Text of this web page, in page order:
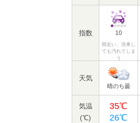
指数 10
雨近い、洗車し
ても汚れてしま
う
天気
晴のち曇
気温
(℃)
35℃
26℃